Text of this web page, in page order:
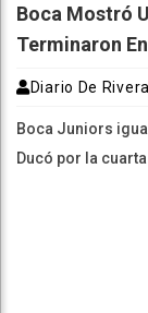
Boca Mostró
Terminaron
Diario De Rivera
Boca Juniors
Ducó por la